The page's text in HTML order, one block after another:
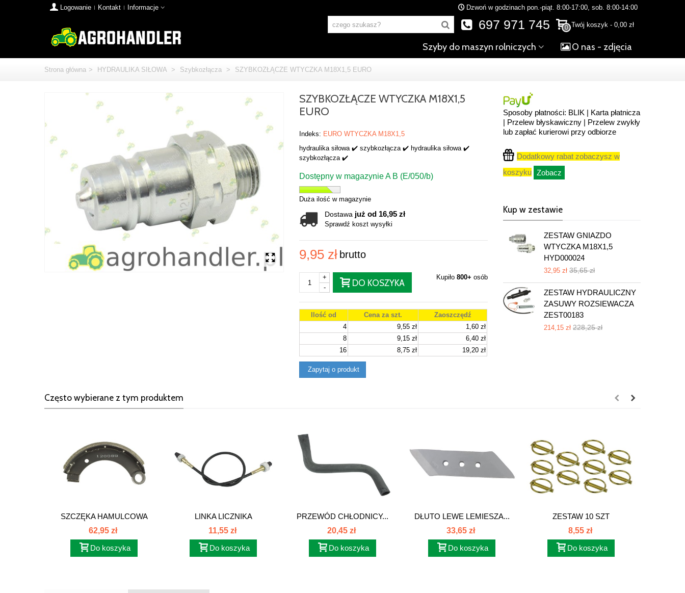
Logowanie Kontakt Informacje Dzwoń w godzinach pon.-piąt. 8:00-17:00, sob. 8:00-14:00
0 Twój koszyk - 0,00 zł
697 971 745
Szyby do maszyn rolniczych O nas - zdjęcia
Strona główna > HYDRAULIKA SIŁOWA > Szybkozłącza > SZYBKOZŁĄCZE WTYCZKA M18X1,5 EURO
SZYBKOZŁĄCZE WTYCZKA M18X1,5
EURO
Indeks: EURO WTYCZKA M18X1,5
hydraulika siłowa ✔️ szybkozłącza ✔️ hydraulika siłowa ✔️
szybkozłącza ✔️
Dostępny w magazynie A B (E/050/b)
Duża ilość w magazynie
Dostawa już od 16,95 zł
Sprawdź koszt wysyłki
9,95 zł brutto
-
+
DO KOSZYKA
Kupiło 800+ osób
Ilość od Cena za szt.
Zaoszczędź
4
9,55 zł
1,60 zł
8
9,15 zł
6,40 zł
16
8,75 zł 19,20 zł
Zapytaj o produkt
Sposoby płatności: BLIK | Karta płatnicza
| Przelew błyskawiczny | Przelew zwykły
lub zapłać kurierowi przy odbiorze
Dodatkowy rabat zobaczysz w
koszyku Zobacz
Kup w zestawie
ZESTAW GNIAZDO
WTYCZKA M18X1,5
HYD000024
32,95 zł 35,65 zł
ZESTAW HYDRAULICZNY
ZASUWY ROZSIEWACZA
ZEST00183
214,15 zł 228,25 zł
Często wybierane z tym produktem
SZCZĘKA HAMULCOWA
KOMPLETNA...
62,95 zł
Do koszyka
LINKA LICZNIKA
MOTOGODZIN C-330...
11,55 zł
Do koszyka
PRZEWÓD CHŁODNICY...
20,45 zł
Do koszyka
DŁUTO LEWE LEMIESZA...
33,65 zł
Do koszyka
ZESTAW 10 SZT
ZATYCZEK...
8,55 zł
Do koszyka